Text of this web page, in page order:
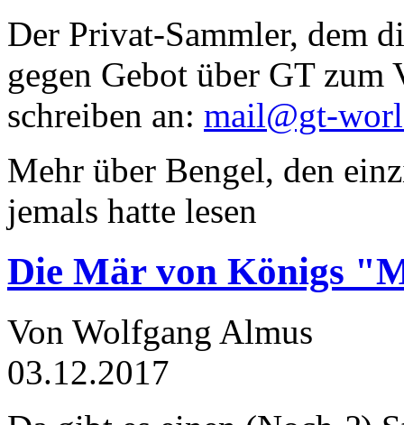
Der Privat-Sammler, dem
gegen Gebot über GT zum
schreiben an: mail@gt-
Mehr über Bengel, den
jemals hatte lesen
Die Mär von Königs
Von Wolfgang Almus
03.12.2017